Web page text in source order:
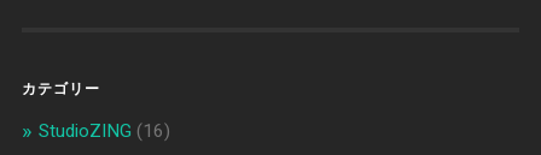
カテゴリー
StudioZING (16)